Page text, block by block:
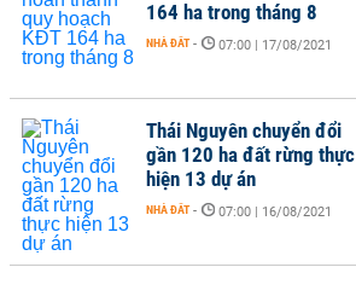
164 ha trong tháng 8
NHÀ ĐẤT - 07:00 | 17/08/2021
Thái Nguyên chuyển đổi
gần 120 ha đất rừng thực
hiện 13 dự án
NHÀ ĐẤT - 07:00 | 16/08/2021